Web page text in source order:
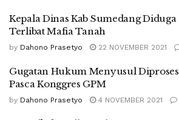
Kepala Dinas Kab Sumedang Diduga
Terlibat Mafia Tanah
by Dahono Prasetyo 22 NOVEMBER 2021
Gugatan Hukum Menyusul Diproses
Pasca Konggres GPM
by Dahono Prasetyo 4 NOVEMBER 2021